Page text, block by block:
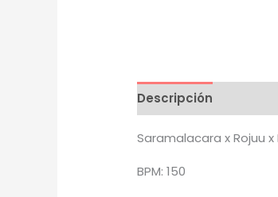
Descripción
Saramalacara x Rojuu x
BPM: 150